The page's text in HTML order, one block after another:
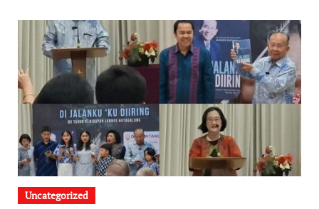
Uncategorized